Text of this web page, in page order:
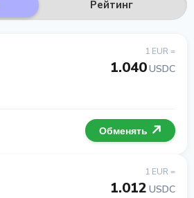
Рейтинг
1 EUR =
1.040USDC
Обменять
1 EUR =
1.012 USDC